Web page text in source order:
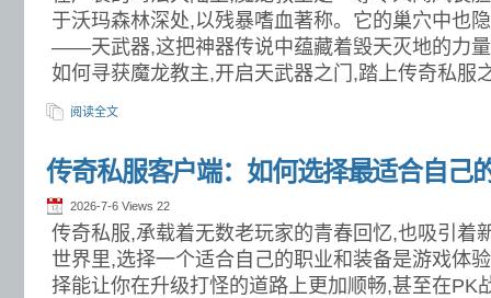
于沃玛森林深处,以残暴嗜血著称。它的巢穴中也
——天武器,这把神器传说中蕴藏着毁天灭地的力
如何寻获魔龙教主,开启天武器之门,踏上传奇私服
阅读全文
传奇私服客户端：如何选择最适合自己
2026-7-6 Views 22
传奇私服,承载着无数老玩家的青春回忆,也吸引着
世界里,选择一个适合自己的职业和装备是游戏体
择能让你在升级打怪的道路上更加顺畅,甚至在PK